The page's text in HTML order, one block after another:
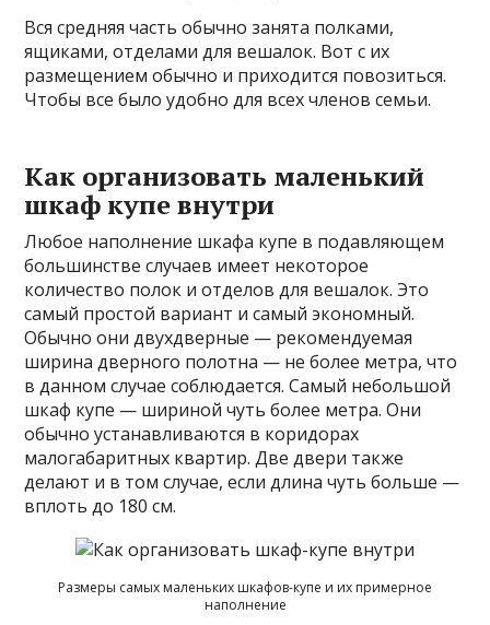
Вся средняя часть обычно занята полками,
ящиками, отделами для вешалок. Вот с их
размещением обычно и приходится повозиться.
Чтобы все было удобно для всех членов семьи.
Как организовать маленький
шкаф купе внутри
Любое наполнение шкафа купе в подавляющем
большинстве случаев имеет некоторое
количество полок и отделов для вешалок. Это
самый простой вариант и самый экономный.
Обычно они двухдверные — рекомендуемая
ширина дверного полотна — не более метра, что
в данном случае соблюдается. Самый небольшой
шкаф купе — шириной чуть более метра. Они
обычно устанавливаются в коридорах
малогабаритных квартир. Две двери также
делают и в том случае, если длина чуть больше —
вплоть до 180 см.
Размеры самых маленьких шкафов-купе и их примерное
наполнение